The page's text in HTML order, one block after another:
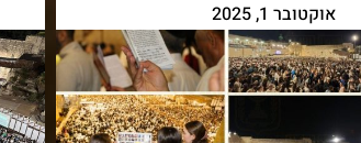
אוקטובר 1, 2025